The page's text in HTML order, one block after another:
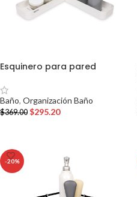
Esquinero para pared
Baño, Organización Baño
$369.00 $295.20
-20%